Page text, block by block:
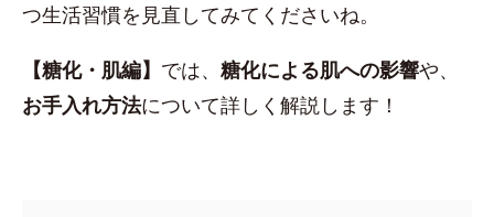
つ生活習慣を見直してみてくださいね。
【糖化・肌編】 では、 糖化による肌への影響や、
お手入れ方法について詳しく解説します！